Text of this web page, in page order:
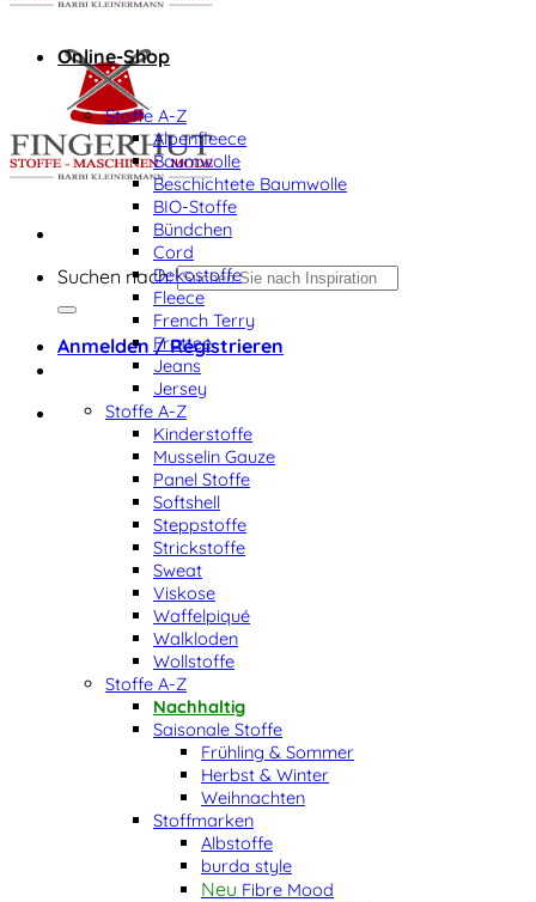
Suchen nach:
Anmelden / Registrieren
Online-Shop
Stoffe A-Z
Alpenfleece
Baumwolle
Beschichtete Baumwolle
BIO-Stoffe
Bündchen
Cord
Dekostoffe
Fleece
French Terry
Frottee
Jeans
Jersey
Stoffe A-Z
Kinderstoffe
Musselin Gauze
Panel Stoffe
Softshell
Steppstoffe
Strickstoffe
Sweat
Viskose
Waffelpiqué
Walkloden
Wollstoffe
Stoffe A-Z
Nachhaltig
Saisonale Stoffe
Frühling & Sommer
Herbst & Winter
Weihnachten
Stoffmarken
Albstoffe
burda style
Fibre Mood